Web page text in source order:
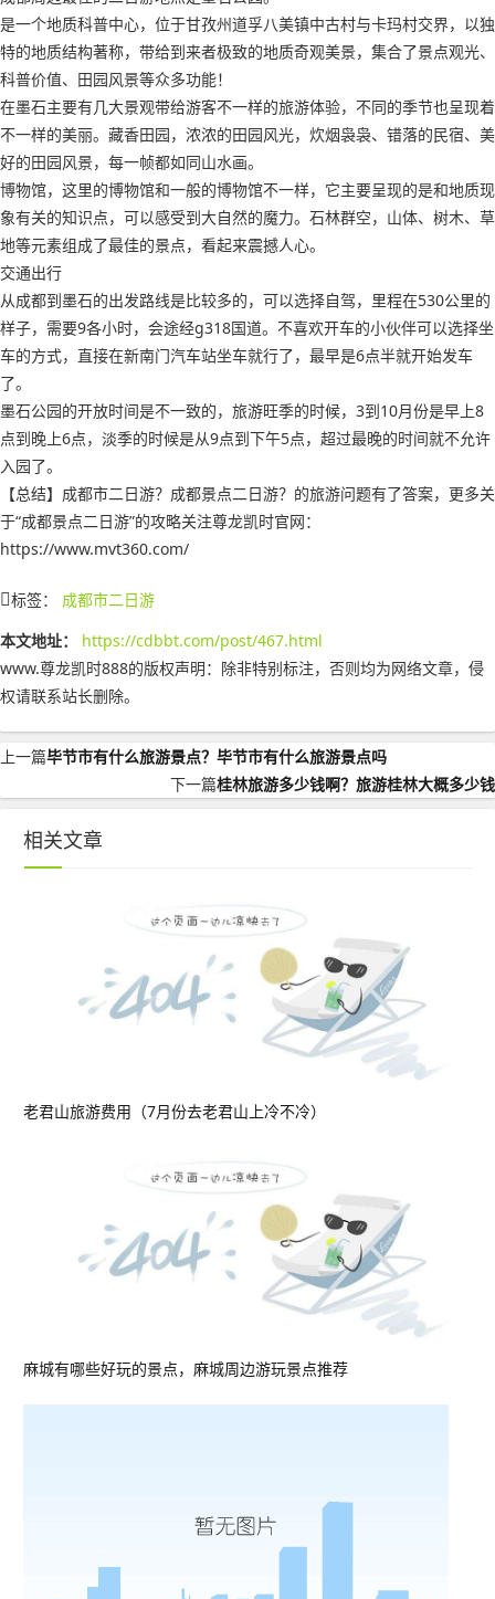
是一个地质科普中心，位于甘孜州道孚八美镇中古村与卡玛村交界，以独
特的地质结构著称，带给到来者极致的地质奇观美景，集合了景点观光、
科普价值、田园风景等众多功能！
在墨石主要有几大景观带给游客不一样的旅游体验，不同的季节也呈现着
不一样的美丽。藏香田园，浓浓的田园风光，炊烟袅袅、错落的民宿、美
好的田园风景，每一帧都如同山水画。
博物馆，这里的博物馆和一般的博物馆不一样，它主要呈现的是和地质现
象有关的知识点，可以感受到大自然的魔力。石林群空，山体、树木、草
地等元素组成了最佳的景点，看起来震撼人心。
交通出行
从成都到墨石的出发路线是比较多的，可以选择自驾，里程在530公里的
样子，需要9各小时，会途经g318国道。不喜欢开车的小伙伴可以选择坐
车的方式，直接在新南门汽车站坐车就行了，最早是6点半就开始发车
了。
墨石公园的开放时间是不一致的，旅游旺季的时候，3到10月份是早上8
点到晚上6点，淡季的时候是从9点到下午5点，超过最晚的时间就不允许
入园了。
【总结】成都市二日游？成都景点二日游？的旅游问题有了答案，更多关
于“成都景点二日游”的攻略关注尊龙凯时官网：
https://www.mvt360.com/
标签： 成都市二日游
本文地址：
https://cdbbt.com/post/467.html
www.尊龙凯时888的版权声明： 除非特别标注，否则均为网络文章，侵
权请联系站长删除。
上一篇毕节市有什么旅游景点？毕节市有什么旅游景点吗
下一篇桂林旅游多少钱啊？旅游桂林大概多少钱
相关文章
老君山旅游费用（7月份去老君山上冷不冷）
麻城有哪些好玩的景点，麻城周边游玩景点推荐